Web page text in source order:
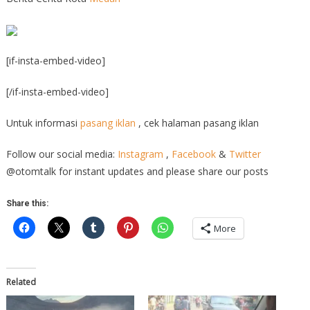
[if-insta-embed-video]
[/if-insta-embed-video]
Untuk informasi pasang iklan , cek halaman pasang iklan
Follow our social media: Instagram , Facebook& Twitter
@otomtalk for instant updates and please share our posts
Share this:
More
Related